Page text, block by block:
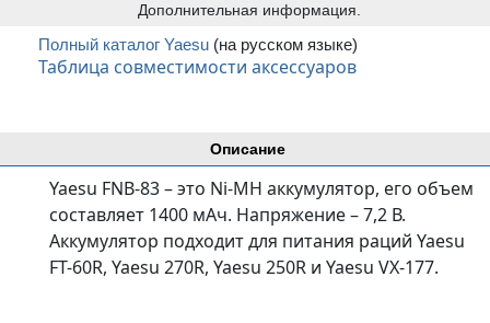
Описание
Yaesu FNB-83 – это Ni-MH аккумулятор, его объем
составляет 1400 мАч. Напряжение – 7,2 В.
Аккумулятор подходит для питания раций Yaesu
FT-60R, Yaesu 270R, Yaesu 250R и Yaesu VX-177.
Дополнительная информация.
Полный каталог Yaesu (на русском языке)
Таблица совместимости аксессуаров